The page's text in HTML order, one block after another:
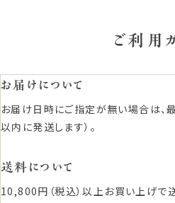
ご利用
お届けについて
お届け日時にご指定が無い場合は、
以内に発送します）。
送料について
10,800円（税込）以上お買い上げで